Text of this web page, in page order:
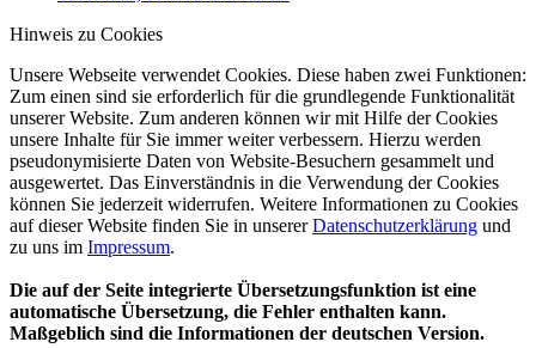
Hinweis zu Cookies
Unsere Webseite verwendet Cookies. Diese haben zwei Funktionen:
Zum einen sind sie erforderlich für die grundlegende Funktionalität
unserer Website. Zum anderen können wir mit Hilfe der Cookies
unsere Inhalte für Sie immer weiter verbessern. Hierzu werden
pseudonymisierte Daten von Website-Besuchern gesammelt und
ausgewertet. Das Einverständnis in die Verwendung der Cookies
können Sie jederzeit widerrufen. Weitere Informationen zu Cookies
auf dieser Website finden Sie in unsererDatenschutzerklärung und
zu uns im Impressum.
Die auf der Seite integrierte Übersetzungsfunktion ist eine
automatische Übersetzung, die Fehler enthalten kann.
Maßgeblich sind die Informationen der deutschen Version.